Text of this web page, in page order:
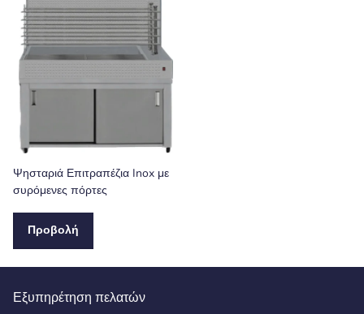
Ψησταριά Επιτραπέζια Inox με
συρόμενες πόρτες
Προβολή
Εξυπηρέτηση πελατών